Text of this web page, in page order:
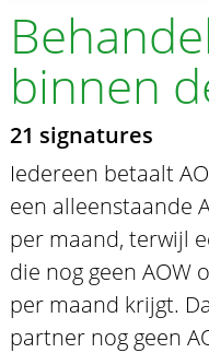
binnen
21 signatures
Iedereen betaalt
een alleenstaande
per maand, terwijl
die nog geen AOW
per maand krijgt.
partner nog geen